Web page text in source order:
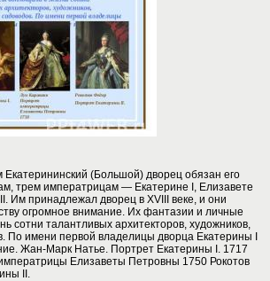
(Большой) дворец обязан его
трем императрицам — Екатерине I, Елизавете
Им принадлежал дворец в XVIII веке, и они
огромное внимание. Их фантазии и личные
сотни талантливых архитекторов, художников,
По имени первой владелицы дворца Екатерины I
Жан-Марк Натье. Портрет Екатерины I. 1717
Елизаветы Петровны 1750 Рокотов
II.